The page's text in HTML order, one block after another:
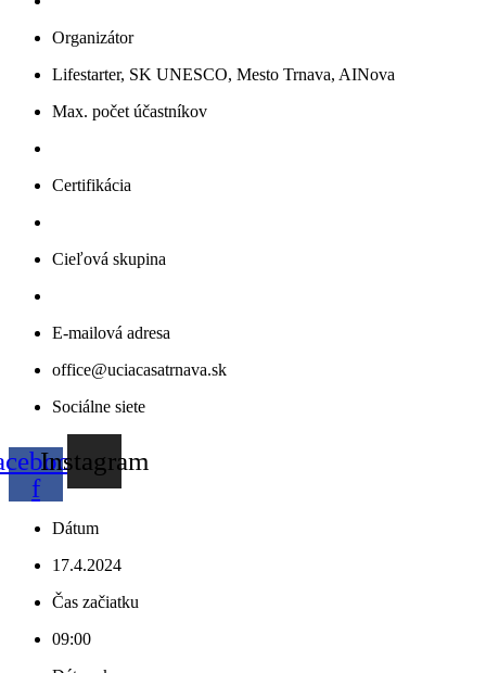
Organizátor
Lifestarter, SK UNESCO, Mesto Trnava, AINova
Max. počet účastníkov
Certifikácia
Cieľová skupina
E-mailová adresa
office@uciacasatrnava.sk
Sociálne siete
f
Instagram
Dátum
17.4.2024
Čas začiatku
09:00